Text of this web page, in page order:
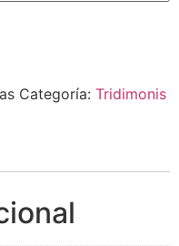
Categoría: Tridimonis